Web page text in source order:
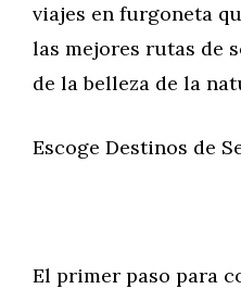
viajes en furgoneta
las mejores rutas de
de la belleza de la
Escoge Destinos de
El primer paso para